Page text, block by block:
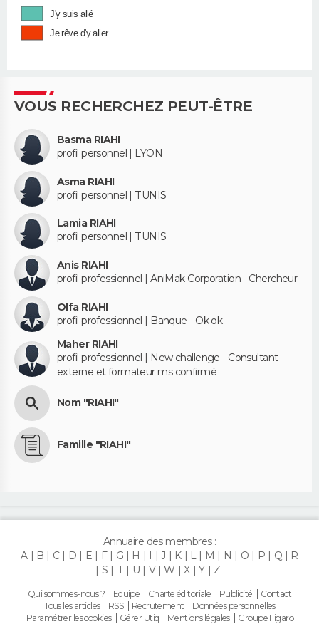
J'y suis allé
Je rêve d'y aller
VOUS RECHERCHEZ PEUT-ÊTRE
Basma RIAHI
profil personnel | LYON
Asma RIAHI
profil personnel | TUNIS
Lamia RIAHI
profil personnel | TUNIS
Anis RIAHI
profil professionnel | AniMak Corporation - Chercheur
Olfa RIAHI
profil professionnel | Banque - Ok ok
Maher RIAHI
profil professionnel | New challenge - Consultant
externe et formateur ms confirmé
Nom "RIAHI"
Famille "RIAHI"
Annuaire des membres :
A
B C D E F G H I J K L M N O P Q
R
S
T U V W X Y Z
Qui sommes-nous ? Equipe Charte éditoriale Publicité
Contact
Tous les articles
RSS Recrutement
Données personnelles
Paramétrer les cookies
Gérer Utiq Mentions légales Groupe Figaro